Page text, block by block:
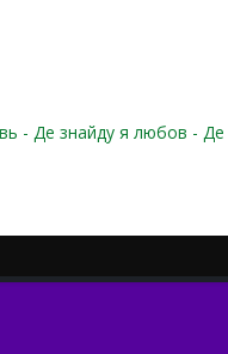
- Де знайду я любов -